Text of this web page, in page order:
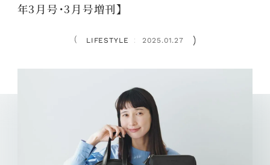
年3月号・3月号増刊】
LIFESTYLE ： 2025.01.27